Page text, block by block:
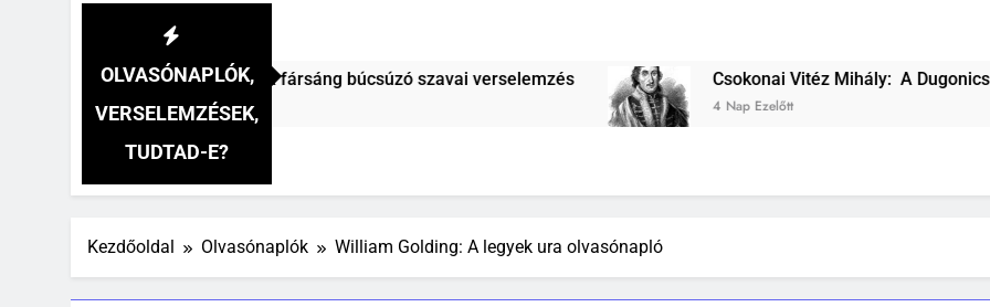
OLVASÓNAPLÓK,
VERSELEMZÉSEK,
TUDTAD-E?
Mihály: A fársáng búcsúzó szavai verselemzés Csokonai Vitéz Mihály: A Dugonics oszlopa verselemzés
4 Nap Ezelőtt
Kezdőoldal Olvasónaplók William Golding: A legyek ura olvasónapló